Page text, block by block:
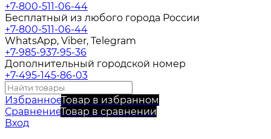
+7-800-511-06-44
Бесплатный из любого города России
+7-800-511-06-44
WhatsApp, Viber, Telegram
+7-985-937-95-36
Дополнительный городской номер
+7-495-145-86-03
ИзбранноеТовар в избранном
СравнениеТовар в сравнении
Вход